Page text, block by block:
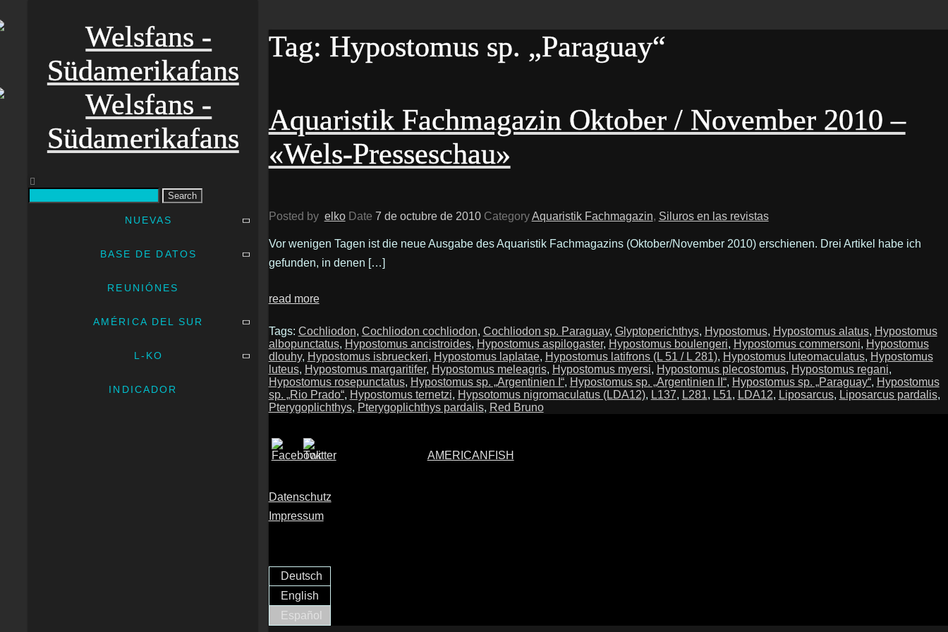
Search
NUEVAS
BASE DE DATOS
REUNIÓNES
AMÉRICA DEL SUR
L-KO
INDICADOR
Tag: Hypostomus sp. „Paraguay“
Aquaristik Fachmagazin Oktober / November 2010 –
«Wels-Presseschau»
Posted by elko Date 7 de octubre de 2010 CategoryAquaristik Fachmagazin, Siluros en las revistas
Vor wenigen Tagen ist die neue Ausgabe des Aquaristik Fachmagazins (Oktober/November 2010) erschienen. Drei Artikel habe ich
gefunden, in denen […]
read more
Tags: Cochliodon, Cochliodon cochliodon, Cochliodon sp. Paraguay, Glyptoperichthys, Hypostomus, Hypostomus alatus, Hypostomus
albopunctatus, Hypostomus ancistroides, Hypostomus aspilogaster, Hypostomus boulengeri, Hypostomus commersoni, Hypostomus
dlouhy, Hypostomus isbrueckeri, Hypostomus laplatae, Hypostomus latifrons (L 51 / L 281), Hypostomus luteomaculatus, Hypostomus
luteus, Hypostomus margaritifer, Hypostomus meleagris, Hypostomus myersi, Hypostomus plecostomus, Hypostomus regani,
Hypostomus rosepunctatus, Hypostomus sp. „Argentinien I“, Hypostomus sp. „Argentinien II“, Hypostomus sp. „Paraguay“, Hypostomus
sp. „Rio Prado“, Hypostomus ternetzi, Hypsotomus nigromaculatus (LDA12), L137, L281, L51, LDA12, Liposarcus, Liposarcus pardalis,
Pterygoplichthys, Pterygoplichthys pardalis, Red Bruno
AMERICANFISH
Datenschutz
Impressum
Deutsch
English
Español